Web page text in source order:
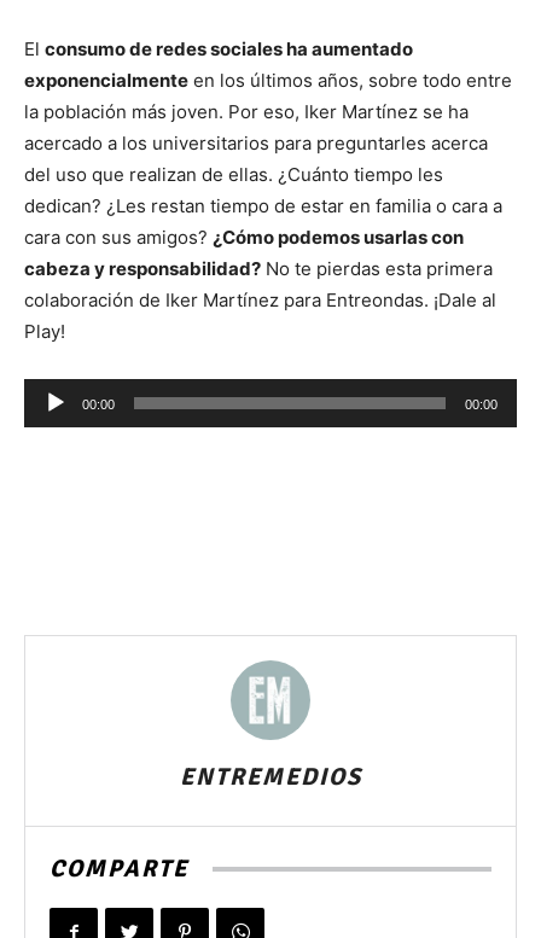
El consumo de redes sociales ha aumentado
exponencialmente en los últimos años, sobre todo entre
la población más joven. Por eso, Iker Martínez se ha
acercado a los universitarios para preguntarles acerca
del uso que realizan de ellas. ¿Cuánto tiempo les
dedican? ¿Les restan tiempo de estar en familia o cara a
cara con sus amigos? ¿Cómo podemos usarlas con
cabeza y responsabilidad? No te pierdas esta primera
colaboración de Iker Martínez para Entreondas. ¡Dale al
Play!
Reproductor
de
00:00 00:00
ENTREMEDIOS
COMPARTE